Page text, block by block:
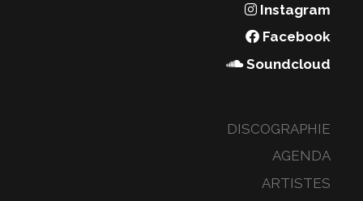
Instagram
Facebook
Soundcloud
DISCOGRAPHIE
AGENDA
ARTISTES